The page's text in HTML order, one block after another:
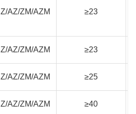
Z/AZ/ZM/AZM ≥23
Z/AZ/ZM/AZM ≥23
Z/AZ/ZM/AZM ≥25
Z/AZ/ZM/AZM ≥40